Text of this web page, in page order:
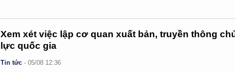
Xem xét việc lập cơ quan xuất bản, truyền thông
lực quốc gia
Tin tức -05/08 12:36